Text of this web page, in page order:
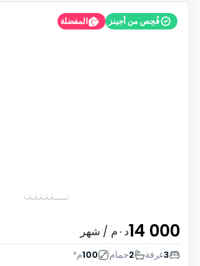
فُحِص من أجينز المفضلة
14 000د٠م / شهر
3غرفة 2حمام 100م²